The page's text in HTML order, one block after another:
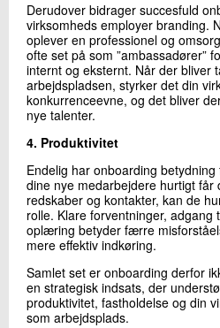
Derudover bidrager succesfuld
virksomheds employer branding.
oplever en professionel og
ofte set på som ”ambassadører”
internt og eksternt. Når der bliver
arbejdspladsen, styrker det din
konkurrenceevne, og det bliver
nye talenter.
4. Produktivitet
Endelig har onboarding
dine nye medarbejdere hurtigt får
redskaber og kontakter, kan de
rolle. Klare forventninger, adgang
oplæring betyder færre
mere effektiv indkøring.
Samlet set er onboarding derfor
en strategisk indsats, der
produktivitet, fastholdelse og din
som arbejdsplads.